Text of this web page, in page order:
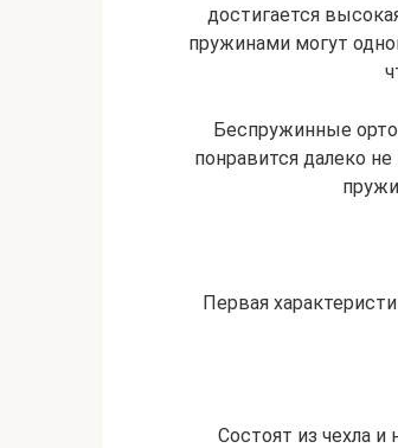
достигается
пружинами могут
Беспружинные
понравится далеко
Первая
Состоят из чехла и